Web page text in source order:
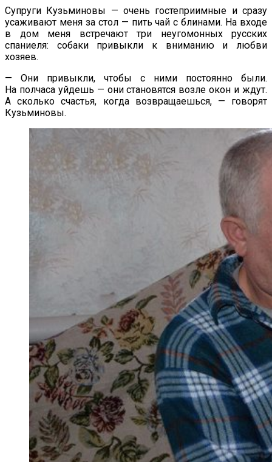
Супруги Кузьминовы — очень гостеприимные и сразу
усаживают меня за стол — пить чай с блинами. На входе
в
дом меня встречают три неугомонных русских
спаниеля: собаки привыкли к
вниманию и
любви
хозяев.
—
Они привыкли, чтобы с
ними постоянно были.
На полчаса уйдешь — они становятся возле окон и ждут.
А сколько счастья, когда возвращаешься, — говорят
Кузьминовы.